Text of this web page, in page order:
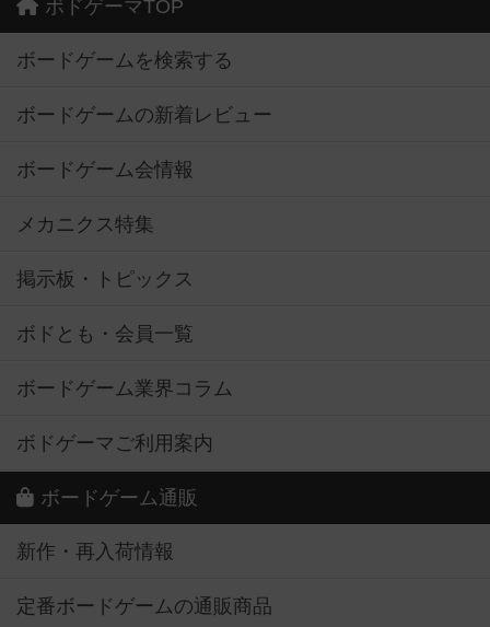
ボドゲーマTOP
ボードゲームを検索する
ボードゲームの新着レビュー
ボードゲーム会情報
メカニクス特集
掲示板・トピックス
ボドとも・会員一覧
ボードゲーム業界コラム
ボドゲーマご利用案内
ボードゲーム通販
新作・再入荷情報
定番ボードゲームの通販商品